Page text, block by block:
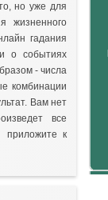
но уже для
жизненного
гадания
о событиях
- числа
комбинации
Вам нет
все
приложите к